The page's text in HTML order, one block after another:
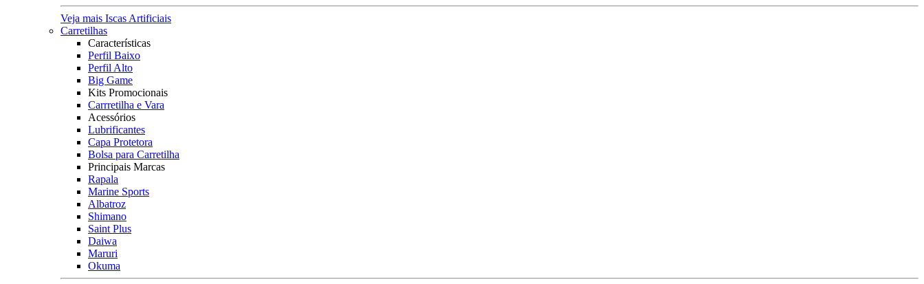
Veja mais Iscas Artificiais
Carretilhas
Características
Perfil Baixo
Perfil Alto
Big Game
Kits Promocionais
Carrretilha e Vara
Acessórios
Lubrificantes
Capa Protetora
Bolsa para Carretilha
Principais Marcas
Rapala
Marine Sports
Albatroz
Shimano
Saint Plus
Daiwa
Maruri
Okuma